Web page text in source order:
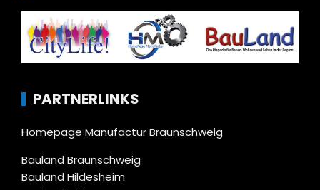
PARTNERLINKS
Homepage Manufactur Braunschweig
Bauland Braunschweig
Bauland Hildesheim